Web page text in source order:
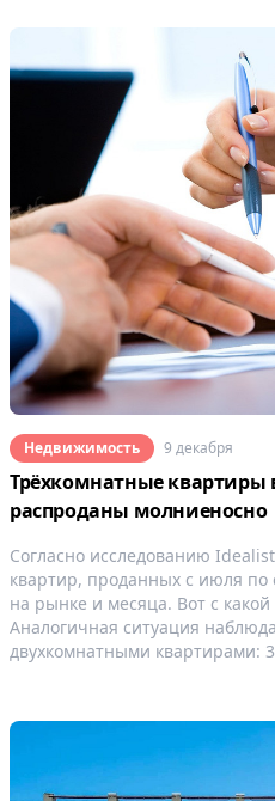
Недвижимость 9 декабря
Трёхкомнатные квартиры
распроданы молниеносно
Согласно исследованию
квартир, проданных с июля
на рынке и месяца. Вот с
Аналогичная ситуация
двухкомнатными квартирами: